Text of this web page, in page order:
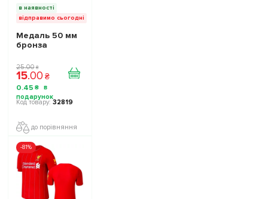
в наявності
відправимо сьогодні
Медаль 50 мм
бронза
25.00 ₴
15.00 ₴
0.45 ₴
32819
до порівняння
-81%